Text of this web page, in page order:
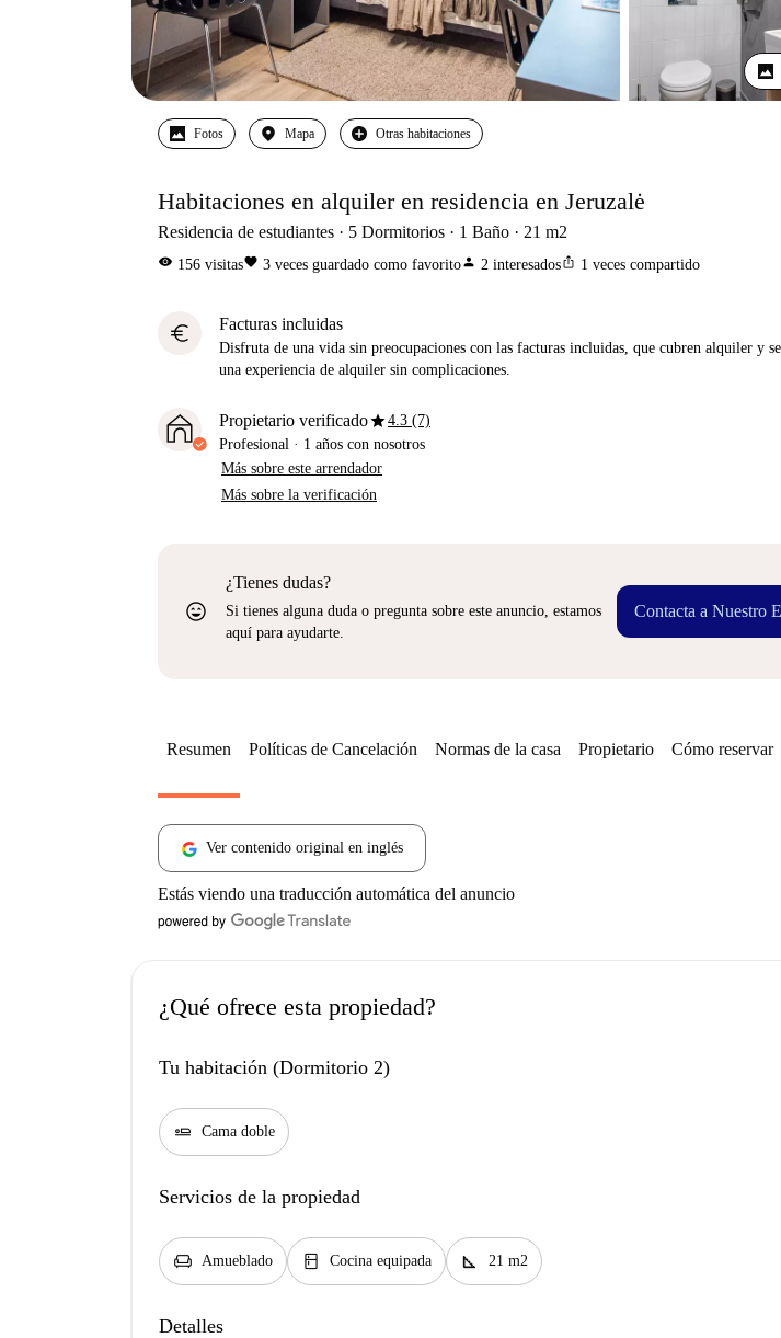
Fotos Mapa Otras habitaciones
Habitaciones en alquiler en residencia en Jeruzalė
Residencia de estudiantes 5 Dormitorios 1 Baño 21 m2
visibility 156 visitasfavorite 3 veces guardado como favoritoperson 2 interesadosios_share 1 veces compartido
euro Facturas incluidas
Disfruta de una vida sin preocupaciones con las facturas incluidas, que cubren alquiler y
una experiencia de alquiler sin complicaciones.
Propietario verificadostar4.3 (7)
Profesional · 1 años con nosotros
Más sobre este arrendador
Más sobre la verificación
sentiment_very_satisfied
¿Tienes dudas?
Si tienes alguna duda o pregunta sobre este anuncio, estamos
aquí para ayudarte.
Contacta a Nuestro
Resumen Políticas de Cancelación Normas de la casa Propietario Cómo reservar
Ver contenido original en inglés
Estás viendo una traducción automática del anuncio
¿Qué ofrece esta propiedad?
Tu habitación (Dormitorio 2)
airline_seat_flat Cama doble
Servicios de la propiedad
chair Amueblado kitchen Cocina equipada square_foot 21 m2
Detalles